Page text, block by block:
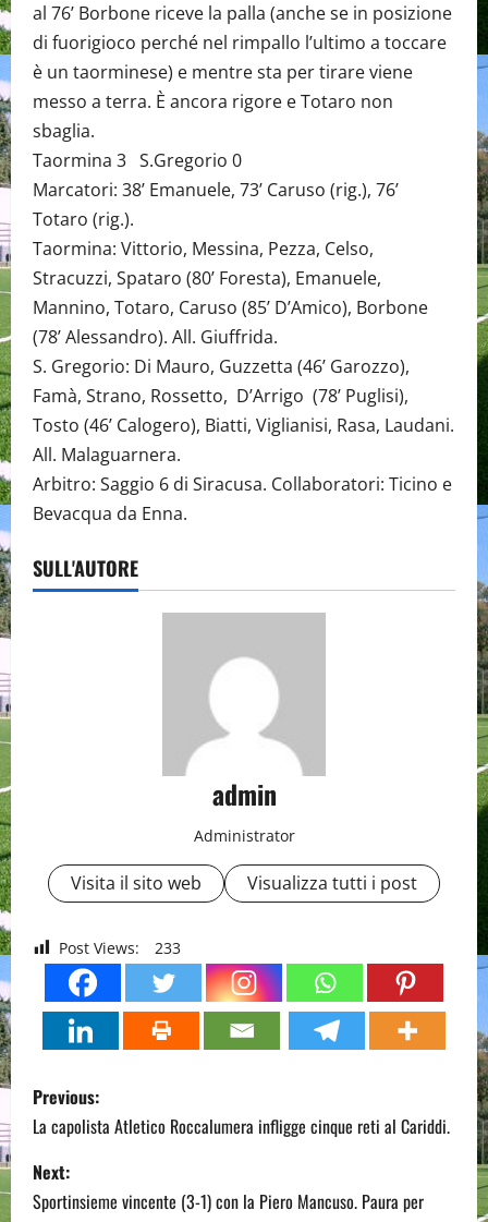
al 76’ Borbone riceve la palla (anche se in posizione
di fuorigioco perché nel rimpallo l’ultimo a toccare
è un taorminese) e mentre sta per tirare viene
messo a terra. È ancora rigore e Totaro non
sbaglia.
Taormina 3 S.Gregorio 0
Marcatori: 38’ Emanuele, 73’ Caruso (rig.), 76’
Totaro (rig.).
Taormina: Vittorio, Messina, Pezza, Celso,
Stracuzzi, Spataro (80’ Foresta), Emanuele,
Mannino, Totaro, Caruso (85’ D’Amico), Borbone
(78’ Alessandro). All. Giuffrida.
S. Gregorio: Di Mauro, Guzzetta (46’ Garozzo),
Famà, Strano, Rossetto, D’Arrigo (78’ Puglisi),
Tosto (46’ Calogero), Biatti, Viglianisi, Rasa, Laudani.
All. Malaguarnera.
Arbitro: Saggio 6 di Siracusa. Collaboratori: Ticino e
Bevacqua da Enna.
SULL'AUTORE
admin
Administrator
Visita il sito web Visualizza tutti i post
Post Views: 233
P
o
s
Previous:
La capolista Atletico Roccalumera infligge cinque reti al Cariddi.
Next:
Sportinsieme vincente (3-1) con la Piero Mancuso. Paura per